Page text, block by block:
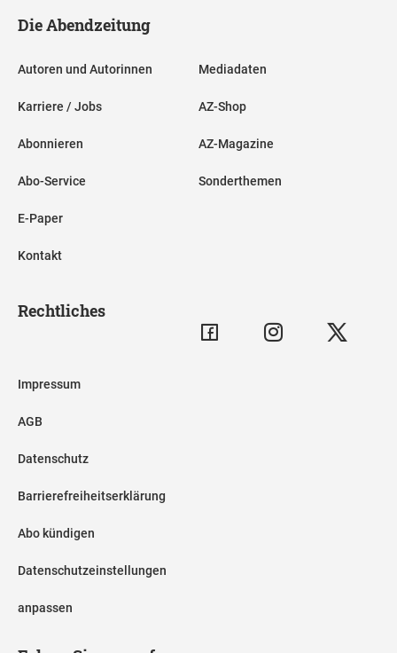
Die Abendzeitung
Autoren und Autorinnen
Karriere / Jobs
Abonnieren
Abo-Service
E-Paper
Kontakt
Mediadaten
AZ-Shop
AZ-Magazine
Sonderthemen
Rechtliches
Impressum
AGB
Datenschutz
Barrierefreiheitserklärung
Abo kündigen
Datenschutzeinstellungen
anpassen